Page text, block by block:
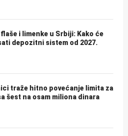
flaše i limenke u Srbiji: Kako će
depozitni sistem od 2027.
traže hitno povećanje limita za
šest na osam miliona dinara